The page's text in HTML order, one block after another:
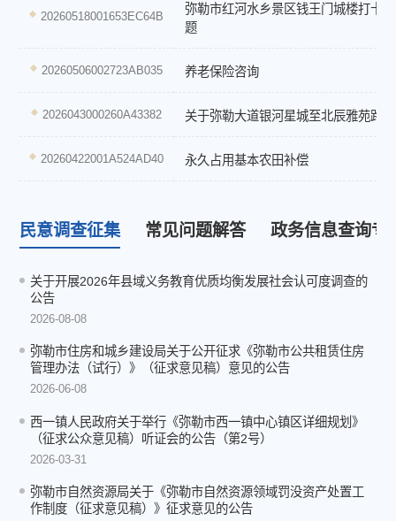
20260518001653EC64B
弥勒市红河水乡景区钱王门城楼打卡
题
20260506002723AB035 养老保险咨询
2026043000260A43382 关于弥勒大道银河星城至北辰雅苑路
20260422001A524AD40 永久占用基本农田补偿
民意调查征集 常见问题解答 政务信息查询专
关于开展2026年县域义务教育优质均衡发展社会认可度调查的
公告
2026-08-08
弥勒市住房和城乡建设局关于公开征求《弥勒市公共租赁住房
管理办法（试行）》（征求意见稿）意见的公告
2026-06-08
西一镇人民政府关于举行《弥勒市西一镇中心镇区详细规划》
（征求公众意见稿）听证会的公告（第2号）
2026-03-31
弥勒市自然资源局关于《弥勒市自然资源领域罚没资产处置工
作制度（征求意见稿）》征求意见的公告